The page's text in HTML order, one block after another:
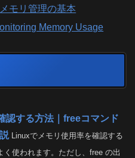
モリ管理の基本
Memory Usage
認する方法｜freeコマンド
Linuxでメモリ使用率を確認する
く使われます。ただし、free の出